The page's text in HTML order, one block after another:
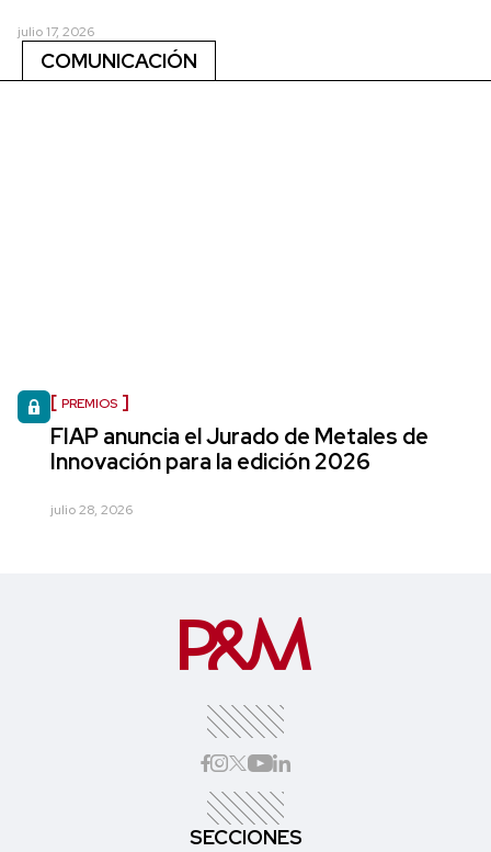
julio 17, 2026
COMUNICACIÓN
PREMIOS
FIAP anuncia el Jurado de Metales de
Innovación para la edición 2026
julio 28, 2026
SECCIONES